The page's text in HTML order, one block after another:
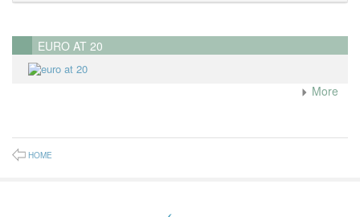
EURO AT 20
More
HOME